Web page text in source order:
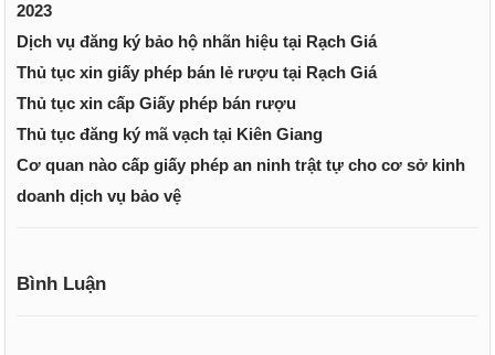
2023
Dịch vụ đăng ký bảo hộ nhãn hiệu tại Rạch Giá
Thủ tục xin giấy phép bán lẻ rượu tại Rạch Giá
Thủ tục xin cấp Giấy phép bán rượu
Thủ tục đăng ký mã vạch tại Kiên Giang
Cơ quan nào cấp giấy phép an ninh trật tự cho cơ sở kinh
doanh dịch vụ bảo vệ
Bình Luận